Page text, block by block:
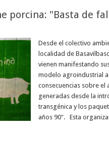
porcina: "Basta de
Desde el colectivo
localidad de
vienen manifestando
modelo agroindustrial
consecuencias sobre el
generadas desde la
transgénica y los
años 90". Esta